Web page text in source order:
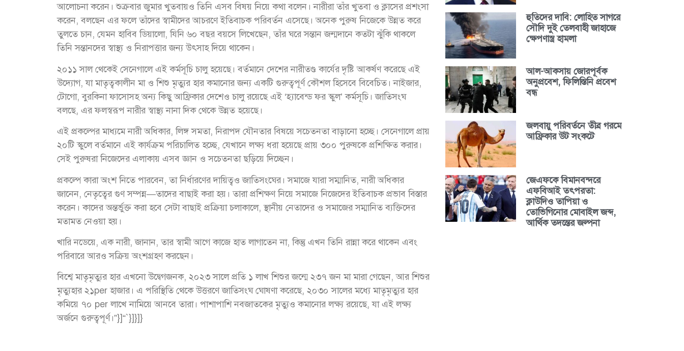
আলোচনা করেন। শুক্রবার জুমার খুতবায়ও তিনি এসব বিষয় নিয়ে কথা বলেন। নারীরা তাঁর খুতবা ও ক্লাসের প্রশংসা
করেন, বলছেন এর ফলে তাঁদের স্বামীদের আচরণে ইতিবাচক পরিবর্তন এসেছে। অনেক পুরুষ নিজেকে উন্নত করে
তুলতে চান, যেমন হাবিব ডিয়ালো, যিনি ৬০ বছর বয়সে লিখেছেন, তাঁর ঘরে সন্তান জন্মদানে কতটা ঝুঁকি থাকলে
তিনি সন্তানদের স্বাস্থ্য ও নিরাপত্তার জন্য উৎসাহ দিয়ে থাকেন।
২০১১ সাল থেকেই সেনেগালে এই কর্মসূচি চালু হয়েছে। বর্তমানে দেশের নারীতণ্ড কার্যের দৃষ্টি আকর্ষণ করেছে এই
উদ্যোগ, যা মাতৃত্বকালীন মা ও শিশু মৃত্যুর হার কমানোর জন্য একটি গুরুত্বপূর্ণ কৌশল হিসেবে বিবেচিত। নাইজার,
টোগো, বুরকিনা ফাসোসহ অন্য কিছু আফ্রিকার দেশেও চালু রয়েছে এই ‘হ্যাবেন্ড ফর স্কুল’ কর্মসূচি। জাতিসংঘ
বলছে, এর ফলস্বরূপ নারীর স্বাস্থ্য নানা দিক থেকে উন্নত হয়েছে।
এই প্রকল্পের মাধ্যমে নারী অধিকার, লিঙ্গ সমতা, নিরাপদ যৌনতার বিষয়ে সচেতনতা বাড়ানো হচ্ছে। সেনেগালে প্রায়
২০টি স্কুলে বর্তমানে এই কার্যক্রম পরিচালিত হচ্ছে, যেখানে লক্ষ্য ধরা হয়েছে প্রায় ৩০০ পুরুষকে প্রশিক্ষিত করার।
সেই পুরুষরা নিজেদের এলাকায় এসব জ্ঞান ও সচেতনতা ছড়িয়ে দিচ্ছেন।
প্রকল্পে কারা অংশ নিতে পারবেন, তা নির্ধারণের দায়িত্বও জাতিসংঘের। সমাজে যারা সম্মানিত, নারী অধিকার
জানেন, নেতৃত্বের গুণ সম্পন্ন—তাদের বাছাই করা হয়। তারা প্রশিক্ষণ নিয়ে সমাজে নিজেদের ইতিবাচক প্রভাব বিস্তার
করেন। কাদের অন্তর্ভুক্ত করা হবে সেটা বাছাই প্রক্রিয়া চলাকালে, স্থানীয় নেতাদের ও সমাজের সম্মানিত ব্যক্তিদের
মতামত নেওয়া হয়।
খারি নডেয়ে, এক নারী, জানান, তার স্বামী আগে কাজে হাত লাগাতেন না, কিন্তু এখন তিনি রান্না করে থাকেন এবং
পরিবারে আরও সক্রিয় অংশগ্রহণ করছেন।
বিশ্বে মাতৃমৃত্যুর হার এখনো উদ্বেগজনক, ২০২৩ সালে প্রতি ১ লাখ শিশুর জন্মে ২৩৭ জন মা মারা গেছেন, আর শিশুর
মৃত্যুহার ২১per হাজার। এ পরিস্থিতি থেকে উত্তরণে জাতিসংঘ ঘোষণা করেছে, ২০৩০ সালের মধ্যে মাতৃমৃত্যুর হার
কমিয়ে ৭০ per লাখে নামিয়ে আনবে তারা। পাশাপাশি নবজাতকের মৃত্যুও কমানোর লক্ষ্য রয়েছে, যা এই লক্ষ্য
অর্জনে গুরুত্বপূর্ণ।”}]“`}]}]}
হুতিদের দাবি: লোহিত সাগরে
সৌদি দুই তেলবাহী জাহাজে
ক্ষেপণাস্ত্র হামলা
আল-আকসায় জোরপূর্বক
অনুপ্রবেশ, ফিলিস্তিনি প্রবেশ
বন্ধ
জলবায়ু পরিবর্তনে তীব্র গরমে
আফ্রিকার উট সংকটে
জেএফকে বিমানবন্দরে
এফবিআই তৎপরতা:
ক্লাউদিও তাপিয়া ও
তোভিগিনোর মোবাইল জব্দ,
আর্থিক তদন্তের জল্পনা